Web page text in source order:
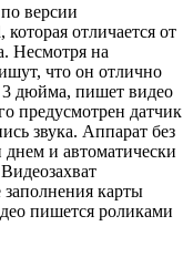
версии
отличается от
Несмотря на
что он отлично
3 дюйма, пишет видео
предусмотрен датчик
звука. Аппарат без
днем и автоматически
заполнения карты
пишется роликами